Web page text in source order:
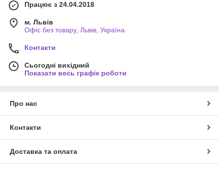
Працює з 24.04.2018
м. Львів
Офіс без товару, Львів, Україна
Контакти
Сьогодні вихідний
Показати весь графік роботи
Про нас
Контакти
Доставка та оплата